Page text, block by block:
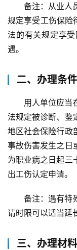
备注：从业人
规定享受工伤保险
法的有关规定享
遇。
二、办理条件
用人单位应当
法规定被诊断、鉴
地区社会保险行政
事故伤害发生之日
为职业病之日起三
出工伤认定申请。
备注：遇有特
请时限可以适当延
三、办理材料